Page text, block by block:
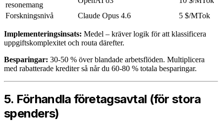
resonemang
Forskningsnivå
Claude Opus 4.6 5 $/MTok
Implementeringsinsats: Medel – kräver logik för att klassificera
uppgiftskomplexitet och routa därefter.
Besparingar: 30-50 % över blandade arbetsflöden. Multiplicera
med rabatterade krediter så når du 60-80 % totala besparingar.
5. Förhandla företagsavtal (för stora
spenders)